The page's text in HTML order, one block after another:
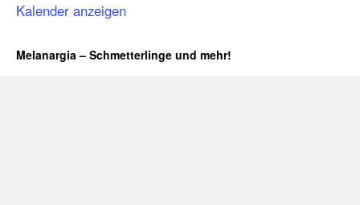
Kalender anzeigen
Melanargia – Schmetterlinge und mehr!